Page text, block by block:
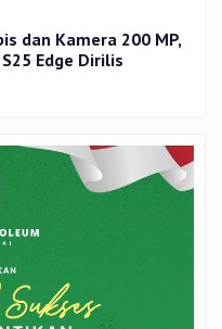
dan Kamera 200 MP,
Edge Dirilis